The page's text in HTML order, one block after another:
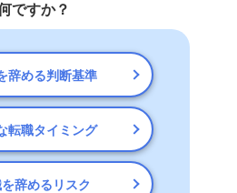
ですか？
辞める判断基準
転職タイミング
辞めるリスク